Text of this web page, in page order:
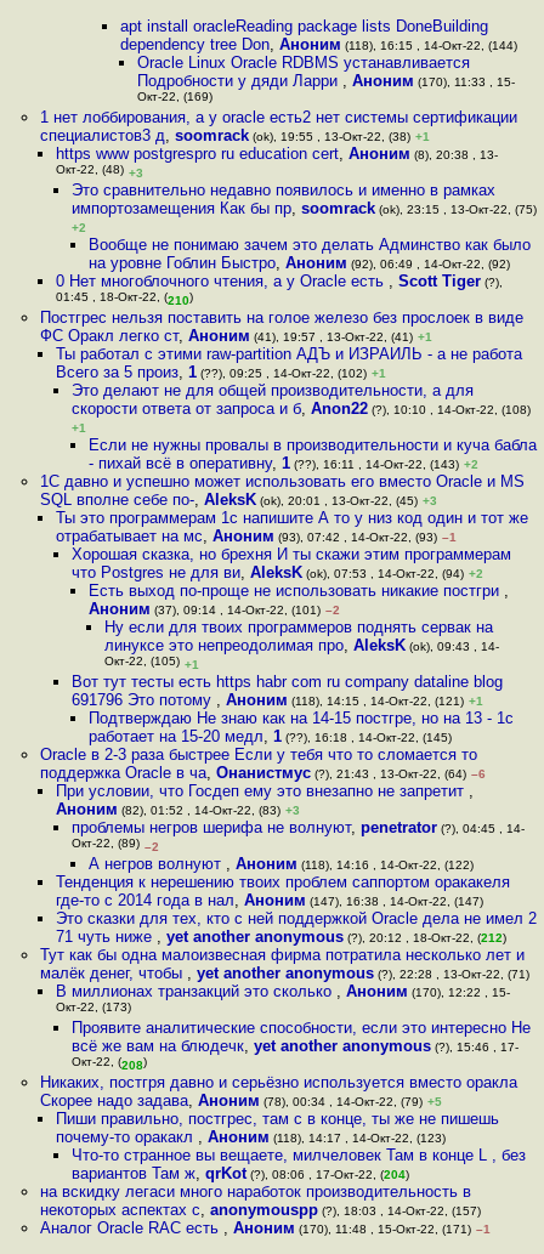
apt install oracleReading package lists DoneBuilding
dependency tree Don,Аноним (118), 16:15 , 14-Окт-22, (144)
Oracle Linux Oracle RDBMS устанавливается
Подробности у дяди Ларри , Аноним (170), 11:33 , 15-
Окт-22, (169)
1 нет лоббирования, а у oracle есть2 нет системы сертификации
специалистов3 д, soomrack(ok), 19:55 , 13-Окт-22, (38) +1
https www postgrespro ru education cert, Аноним (8), 20:38 , 13-
Окт-22, (48) +3
Это сравнительно недавно появилось и именно в рамках
импортозамещения Как бы пр,soomrack (ok), 23:15 , 13-Окт-22, (75)
+2
Вообще не понимаю зачем это делать Админство как было
на уровне Гоблин Быстро, Аноним (92), 06:49 , 14-Окт-22, (92)
0 Нет многоблочного чтения, а у Oracle есть , Scott Tiger(?),
01:45 , 18-Окт-22, (210)
Постгрес нельзя поставить на голое железо без прослоек в виде
ФС Оракл легко ст, Аноним (41), 19:57 , 13-Окт-22, (41) +1
Ты работал с этими raw-partition АДЪ и ИЗРАИЛЬ - а не работа
Всего за 5 произ, 1(??), 09:25 , 14-Окт-22, (102) +1
Это делают не для общей производительности, а для
скорости ответа от запроса и б,Anon22 (?), 10:10 , 14-Окт-22, (108)
+1
Если не нужны провалы в производительности и куча бабла
- пихай всё в оперативну, 1(??), 16:11 , 14-Окт-22, (143) +2
1C давно и успешно может использовать его вместо Oracle и MS
SQL вполне себе по-, AleksK(ok), 20:01 , 13-Окт-22, (45) +3
Ты это программерам 1с напишите А то у низ код один и тот же
отрабатывает на мс, Аноним (93), 07:42 , 14-Окт-22, (93) –1
Хорошая сказка, но брехня И ты скажи этим программерам
что Postgres не для ви,AleksK (ok), 07:53 , 14-Окт-22, (94) +2
Есть выход по-проще не использовать никакие постгри ,
Аноним (37), 09:14 , 14-Окт-22, (101) –2
Ну если для твоих программеров поднять сервак на
линуксе это непреодолимая про, AleksK(ok), 09:43 , 14-
Окт-22, (105) +1
Вот тут тесты есть https habr com ru company dataline blog
691796 Это потому ,Аноним (118), 14:15 , 14-Окт-22, (121) +1
Подтверждаю Не знаю как на 14-15 постгре, но на 13 - 1с
работает на 15-20 медл, 1(??), 16:18 , 14-Окт-22, (145)
Oracle в 2-3 раза быстрее Если у тебя что то сломается то
поддержка Oracle в ча, Онанистмус(?), 21:43 , 13-Окт-22, (64) –6
При условии, что Госдеп ему это внезапно не запретит ,
Аноним (82), 01:52 , 14-Окт-22, (83) +3
проблемы негров шерифа не волнуют,penetrator (?), 04:45 , 14-
Окт-22, (89) –2
А негров волнуют , Аноним (118), 14:16 , 14-Окт-22, (122)
Тенденция к нерешению твоих проблем саппортом оракакеля
где-то с 2014 года в нал, Аноним (147), 16:38 , 14-Окт-22, (147)
Это сказки для тех, кто с ней поддержкой Oracle дела не имел 2
71 чуть ниже , yet another anonymous(?), 20:12 , 18-Окт-22, (212)
Тут как бы одна малоизвесная фирма потратила несколько лет и
малёк денег, чтобы , yet another anonymous(?), 22:28 , 13-Окт-22, (71)
В миллионах транзакций это сколько , Аноним (170), 12:22 , 15-
Окт-22, (173)
Проявите аналитические способности, если это интересно Не
всё же вам на блюдечк,yet another anonymous (?), 15:46 , 17-
Окт-22, (208)
Никаких, постгря давно и серьёзно используется вместо оракла
Скорее надо задава, Аноним (78), 00:34 , 14-Окт-22, (79) +5
Пиши правильно, постгрес, там с в конце, ты же не пишешь
почему-то оракакл , Аноним (118), 14:17 , 14-Окт-22, (123)
Что-то странное вы вещаете, милчеловек Там в конце L , без
вариантов Там ж,qrKot (?), 08:06 , 17-Окт-22, (204)
на вскидку легаси много наработок производительность в
некоторых аспектах с, anonymouspp(?), 18:03 , 14-Окт-22, (157)
Аналог Oracle RAC есть , Аноним (170), 11:48 , 15-Окт-22, (171) –1